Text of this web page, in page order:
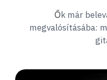
Ők már
megvalósításába: